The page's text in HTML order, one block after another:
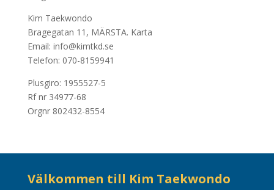
Kim Taekwondo
Bragegatan 11, MÄRSTA. Karta
Email: info@kimtkd.se
Telefon: 070-8159941
Plusgiro: 1955527-5
Rf nr 34977-68
Orgnr 802432-8554
Välkommen till Kim Taekwondo